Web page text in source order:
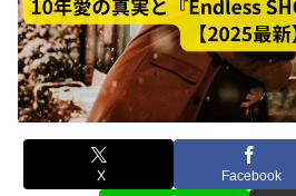
X Facebook